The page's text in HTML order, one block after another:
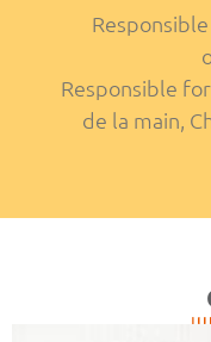
Responsible
de la main,